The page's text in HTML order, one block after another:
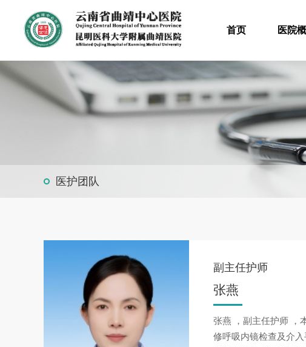
首页 医院
医护团队
副主任护师
张燕
张燕 ，副主任护师 ，
修呼吸内镜检查及介